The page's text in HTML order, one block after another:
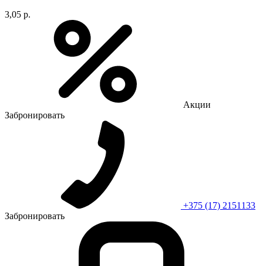
3,05 р.
Акции
Забронировать
+375 (17) 2151133
Забронировать